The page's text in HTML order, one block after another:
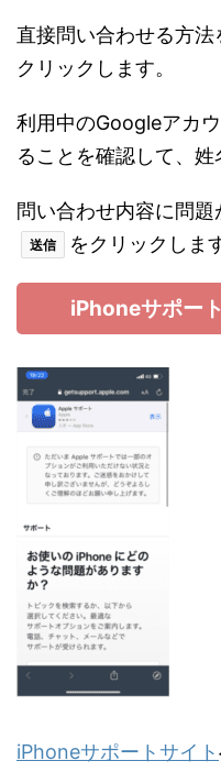
直接問い合わせる方
クリックします。
利用中のGoogleアカ
ることを確認して、姓
問い合わせ内容に問
送信 をクリックしま
iPhoneサポー
iPhoneサポートサイト